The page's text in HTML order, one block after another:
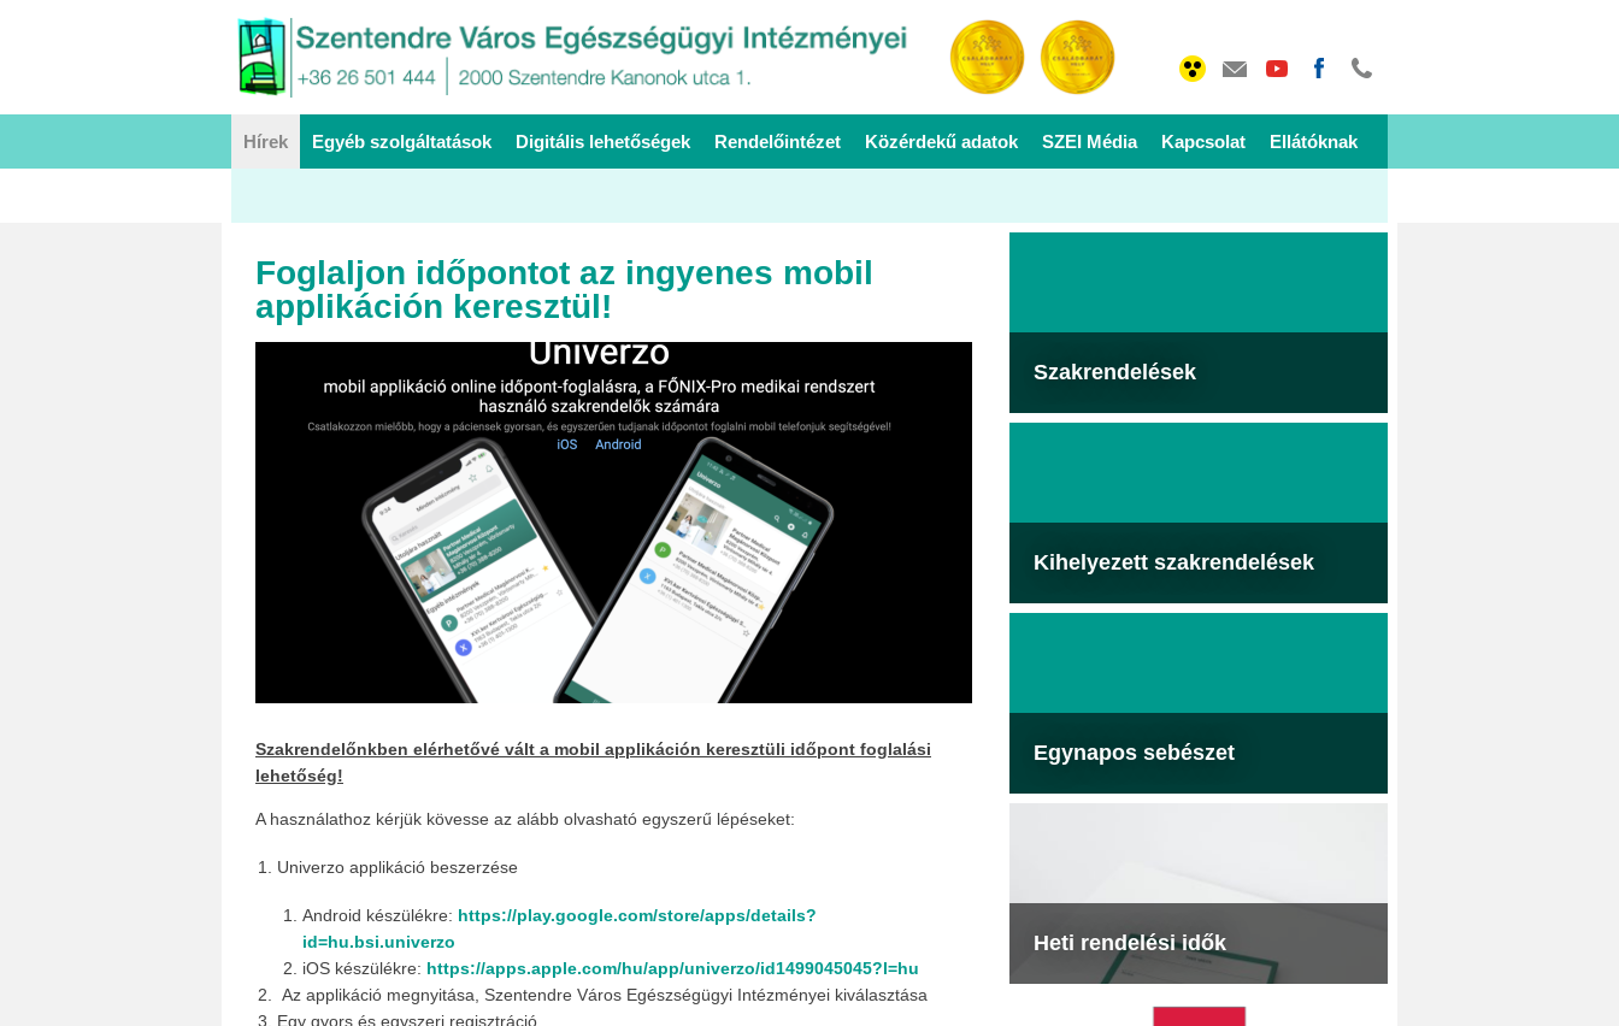
Hírek Egyéb szolgáltatások Digitális lehetőségek Rendelőintézet Közérdekű adatok SZEI Média Kapcsolat Ellátóknak
Foglaljon időpontot az ingyenes mobil
applikáción keresztül!
Szakrendelőnkben elérhetővé vált a mobil applikáción keresztüli időpont foglalási
lehetőség!
A használathoz kérjük kövesse az alább olvasható egyszerű lépéseket:
Univerzo applikáció beszerzése
Android készülékre: https://play.google.com/store/apps/details?
id=hu.bsi.univerzo
iOS készülékre: https://apps.apple.com/hu/app/univerzo/id1499045045?l=hu
Az applikáció megnyitása, Szentendre Város Egészségügyi Intézményei kiválasztása
Egy gyors és egyszeri regisztráció
Szakrendelések
Kihelyezett szakrendelések
Egynapos sebészet
Heti rendelési idők